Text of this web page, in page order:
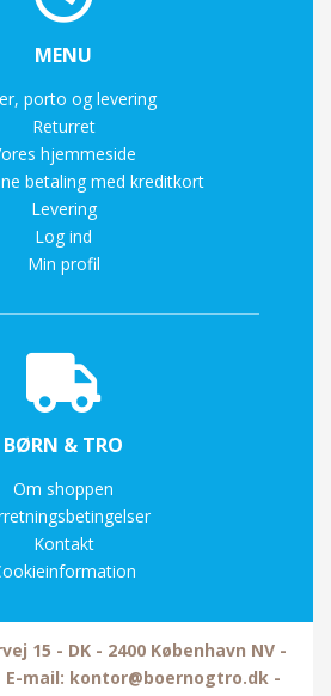
MENU
porto og levering
Returret
hjemmeside
betaling med kreditkort
Levering
Log ind
Min profil
BØRN & TRO
Om shoppen
Kontakt
15 - DK - 2400 København NV -
E-mail: kontor@boernogtro.dk -